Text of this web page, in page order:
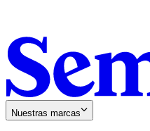
Nuestras marcas